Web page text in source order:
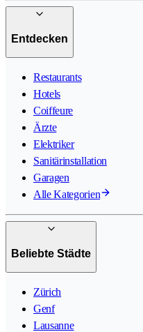
Entdecken
Restaurants
Hotels
Coiffeure
Ärzte
Elektriker
Sanitärinstallation
Garagen
Alle Kategorien
Beliebte Städte
Zürich
Genf
Lausanne